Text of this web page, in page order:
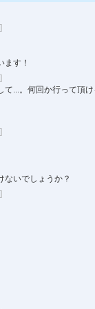
す！
...。何回か行って頂
ないでしょうか？